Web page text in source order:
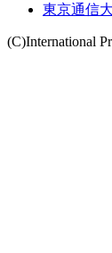
東京通信
(C)International